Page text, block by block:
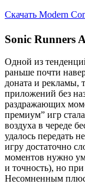
Скачать Modern
Sonic Runners
Одной из
раньше почти
доната и рекламы,
приложений без
раздражающих
премиум” игр
воздуха в череде
удалось передать
игру достаточно
моментов нужно
и точность), но
Несомненным